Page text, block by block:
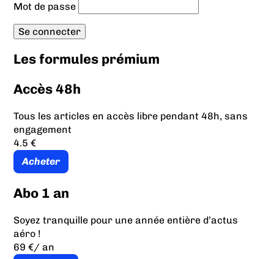
Mot de passe
Les formules prémium
Accès 48h
Tous les articles en accès libre pendant 48h, sans
engagement
4.5 €
Acheter
Abo 1 an
Soyez tranquille pour une année entière d’actus
aéro !
69 €/ an